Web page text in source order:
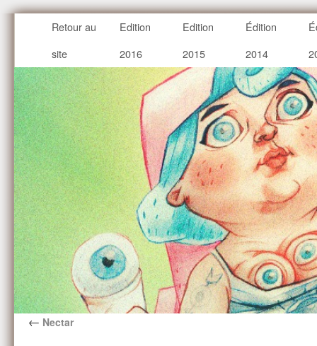
Retour au
site
Edition
2016
Edition
2015
Édition
2014
← Nectar